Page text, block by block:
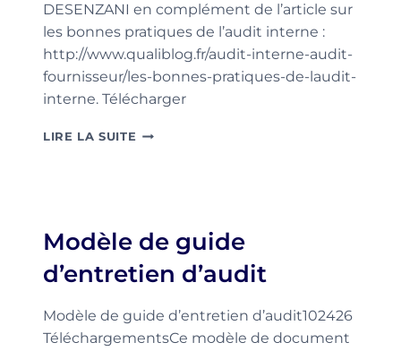
DESENZANI en complément de l’article sur
les bonnes pratiques de l’audit interne :
http://www.qualiblog.fr/audit-interne-audit-
fournisseur/les-bonnes-pratiques-de-laudit-
interne. Télécharger
LIRE LA SUITE MODÈLE
Modèle de guide
d’entretien d’audit
Modèle de guide d’entretien d’audit102426
TéléchargementsCe modèle de document